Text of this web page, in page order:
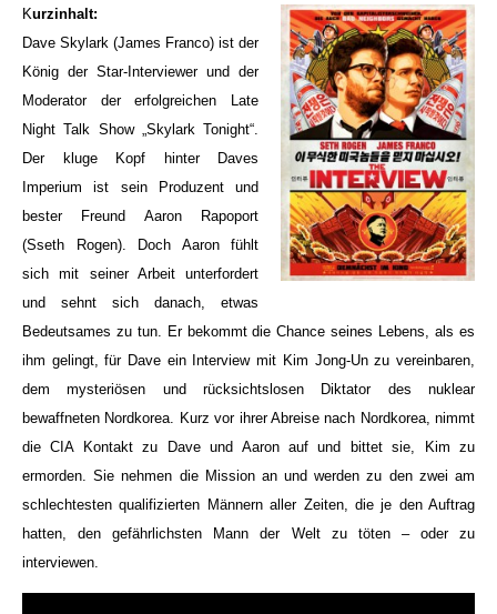
Kurzinhalt:
Dave Skylark (James Franco) ist der
König der Star-Interviewer und der
Moderator der erfolgreichen Late
Night Talk Show „Skylark Tonight“.
Der kluge Kopf hinter Daves
Imperium ist sein Produzent und
bester Freund Aaron Rapoport
(Sseth Rogen). Doch Aaron fühlt
sich mit seiner Arbeit unterfordert
und sehnt sich danach, etwas
Bedeutsames zu tun. Er bekommt die Chance seines Lebens, als es
ihm gelingt, für Dave ein Interview mit Kim Jong-Un zu vereinbaren,
dem mysteriösen und rücksichtslosen Diktator des nuklear
bewaffneten Nordkorea. Kurz vor ihrer Abreise nach Nordkorea, nimmt
die CIA Kontakt zu Dave und Aaron auf und bittet sie, Kim zu
ermorden. Sie nehmen die Mission an und werden zu den zwei am
schlechtesten qualifizierten Männern aller Zeiten, die je den Auftrag
hatten, den gefährlichsten Mann der Welt zu töten – oder zu
interviewen.